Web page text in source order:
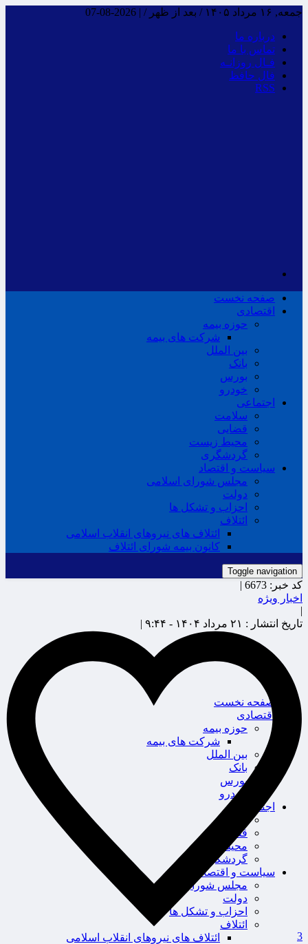
جمعه, ۱۶ مرداد ۱۴۰۵ / بعد از ظهر / |
2026-08-07
درباره ما
تماس با ما
فـال روزانـه
فال حافظ
RSS
صفحه نخست
اقتصادی
حوزه بیمه
شرکت های بیمه
بین الملل
بانک
بورس
خودرو
اجتماعی
سلامت
قضایی
محیط زیست
گردشگری
سیاست و اقتصاد
مجلس شورای اسلامی
دولت
احزاب و تشکل ها
ائتلاف
ائتلاف های نیروهای انقلاب اسلامی
کانون بیمه شورای ائتلاف
Toggle navigation
صفحه نخست
اقتصادی
حوزه بیمه
شرکت های بیمه
بین الملل
بانک
بورس
خودرو
اجتماعی
سلامت
قضایی
محیط زیست
گردشگری
سیاست و اقتصاد
مجلس شورای اسلامی
دولت
احزاب و تشکل ها
ائتلاف
ائتلاف های نیروهای انقلاب اسلامی
کد خبر: 6673 |
اخبار ویژه
|
تاریخ انتشار : ۲۱ مرداد ۱۴۰۴ - ۹:۴۴ |
3